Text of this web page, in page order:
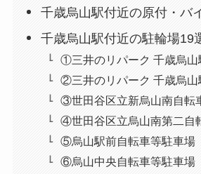
千歳烏山駅付近の原付・バ
千歳烏山駅付近の駐輪場19
①三井のリパーク 千歳烏山
②三井のリパーク 千歳烏山
③世田谷区立新烏山南自転
④世田谷区立烏山南第二自
⑤烏山駅前自転車等駐車場
⑥烏山中央自転車等駐車場